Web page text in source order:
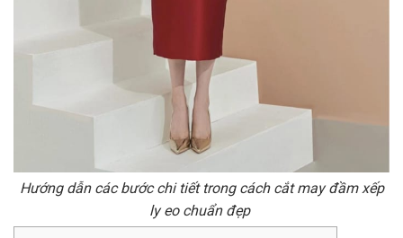
Hướng dẫn các bước chi tiết trong cách cắt may đầm xếp
ly eo chuẩn đẹp